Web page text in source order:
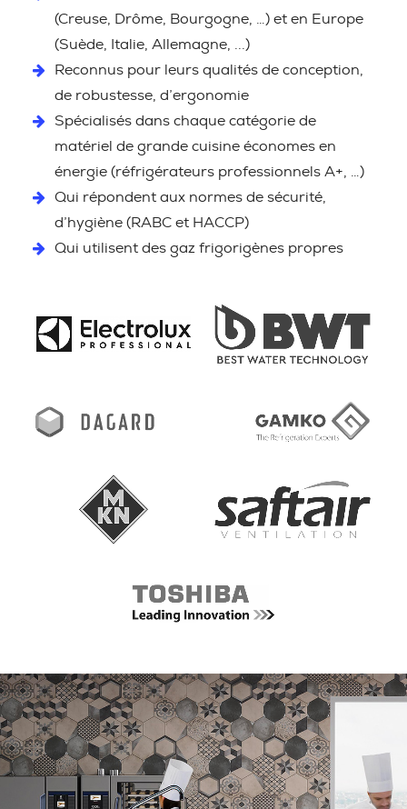
(Creuse, Drôme, Bourgogne, …) et en Europe
(Suède, Italie, Allemagne, ...)
Reconnus pour leurs qualités de conception,
de robustesse, d’ergonomie
Spécialisés dans chaque catégorie de
matériel de grande cuisine économes en
énergie (réfrigérateurs professionnels A+, …)
Qui répondent aux normes de sécurité,
d’hygiène (RABC et HACCP)
Qui utilisent des gaz frigorigènes propres